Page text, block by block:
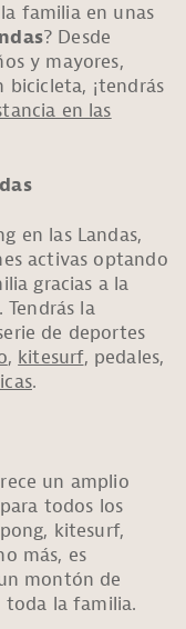
familia en unas
? Desde
y mayores,
bicicleta, ¡tendrás
en las
en las Landas,
activas optando
gracias a la
la
de deportes
, kitesurf, pedales,
.
un amplio
todos los
kitesurf,
más, es
montón de
toda la familia.